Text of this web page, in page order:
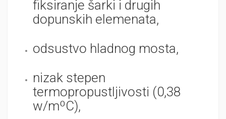
fiksiranje šarki i drugih
dopunskih elemenata,
odsustvo hladnog mosta,
nizak stepen
termopropustljivosti (0,38
w/mºC),